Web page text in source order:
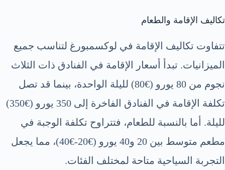
تكاليف الإقامة والطعام
تتفاوت تكاليف الإقامة في لوكسمبورغ لتناسب جميع
الميزانيات. تبدأ أسعار الإقامة في الفنادق ذات الثلاث
نجوم من 80 يورو (€80) لليلة الواحدة، بينما قد تصل
تكلفة الإقامة في الفنادق الفاخرة إلى 350 يورو (€350)
لليلة. أما بالنسبة للطعام، فتتراوح تكلفة الوجبة في
مطعم متوسط بين 20 و40 يورو (€20-€40)، مما يجعل
التجربة السياحية متاحة لمختلف الفئات.